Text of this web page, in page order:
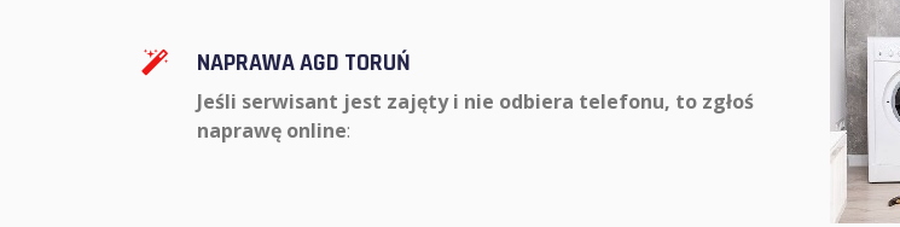
NAPRAWA AGD TORUŃ
Jeśli serwisant jest zajęty i nie odbiera telefonu, to zgłoś
naprawę online: